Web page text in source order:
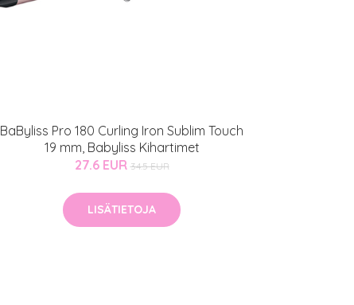
BaByliss Pro 180 Curling Iron Sublim Touch
19 mm, Babyliss Kihartimet
27.6 EUR 34.5 EUR
LISÄTIETOJA